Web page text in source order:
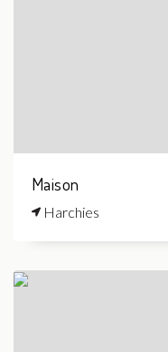
Maison
Harchies